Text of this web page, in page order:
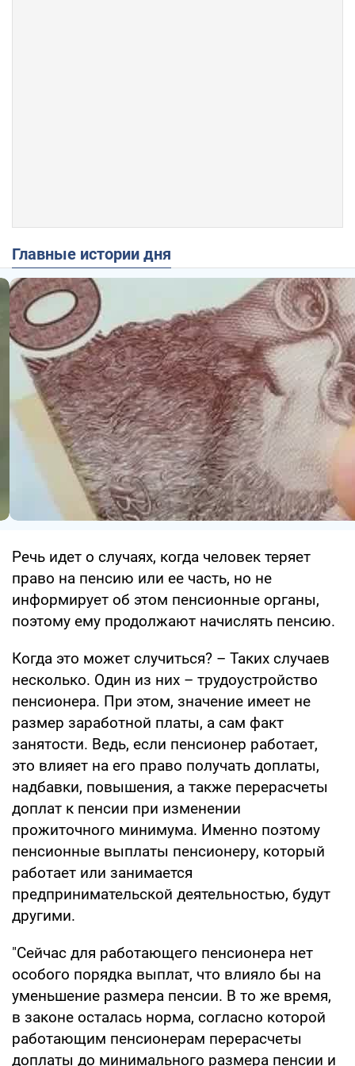
Главные истории дня
Речь идет о случаях, когда человек теряет
право на пенсию или ее часть, но не
информирует об этом пенсионные органы,
поэтому ему продолжают начислять пенсию.
Когда это может случиться? – Таких случаев
несколько. Один из них – трудоустройство
пенсионера. При этом, значение имеет не
размер заработной платы, а сам факт
занятости. Ведь, если пенсионер работает,
это влияет на его право получать доплаты,
надбавки, повышения, а также перерасчеты
доплат к пенсии при изменении
прожиточного минимума. Именно поэтому
пенсионные выплаты пенсионеру, который
работает или занимается
предпринимательской деятельностью, будут
другими.
"Сейчас для работающего пенсионера нет
особого порядка выплат, что влияло бы на
уменьшение размера пенсии. В то же время,
в законе осталась норма, согласно которой
работающим пенсионерам перерасчеты
доплаты до минимального размера пенсии и